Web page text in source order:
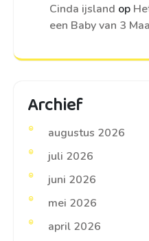
Cinda ijsland op
een Baby van 3
Archief
augustus 2026
juli 2026
juni 2026
mei 2026
april 2026